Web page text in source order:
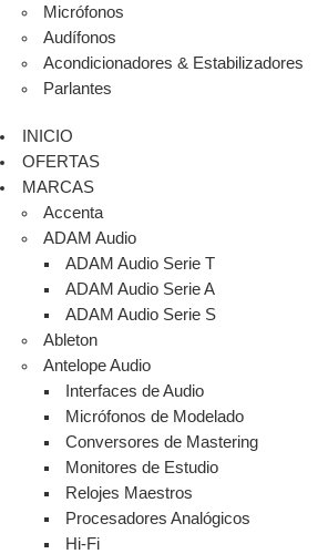
Micrófonos
Audífonos
Acondicionadores & Estabilizadores
Parlantes
INICIO
OFERTAS
MARCAS
Accenta
ADAM Audio
ADAM Audio Serie T
ADAM Audio Serie A
ADAM Audio Serie S
Ableton
Antelope Audio
Interfaces de Audio
Micrófonos de Modelado
Conversores de Mastering
Monitores de Estudio
Relojes Maestros
Procesadores Analógicos
Hi-Fi